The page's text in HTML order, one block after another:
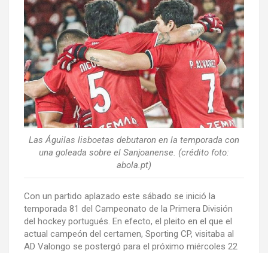
b
o
o
k
er
p
ar
tir
Las Águilas lisboetas debutaron en la temporada con
una goleada sobre el Sanjoanense. (crédito foto:
abola.pt)
Con un partido aplazado este sábado se inició la
temporada 81 del Campeonato de la Primera División
del hockey portugués. En efecto, el pleito en el que el
actual campeón del certamen, Sporting CP, visitaba al
AD Valongo se postergó para el próximo miércoles 22